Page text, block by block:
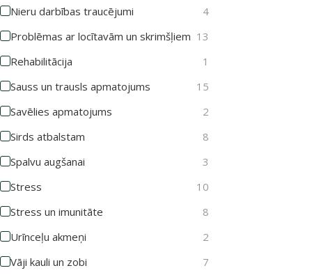
Nieru darbības traucējumi
4
Problēmas ar locītavām un skrimšļiem 13
Rehabilitācija
1
Sauss un trausls apmatojums
15
Savēlies apmatojums
2
Sirds atbalstam
8
Spalvu augšanai
3
Stress
10
Stress un imunitāte
8
Urīnceļu akmeņi
2
Vāji kauli un zobi
7